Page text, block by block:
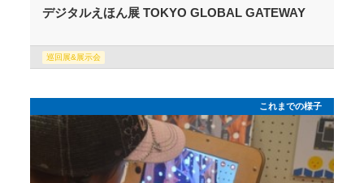
デジタルえほん展 TOKYO GLOBAL GATEWAY
巡回展&展示会
これまでの様子